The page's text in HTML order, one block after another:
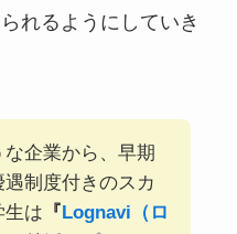
れるようにしていき
な企業から、早期
制度付きのスカ
生は 『Lognavi（ロ